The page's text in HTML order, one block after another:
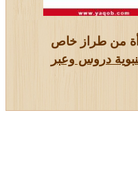
من طراز خاص
دروس وعبر